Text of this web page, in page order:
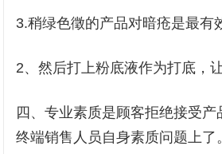
3.稍绿色徵的产品对暗疮是最有
2、然后打上粉底液作为打底，
四、专业素质是顾客拒绝接受产
终端销售人员自身素质问题上了